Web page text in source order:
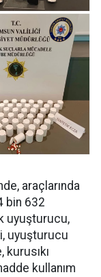
araçlarında
bin 632
uyuşturucu,
uyuşturucu
kurusıkı
kullanım